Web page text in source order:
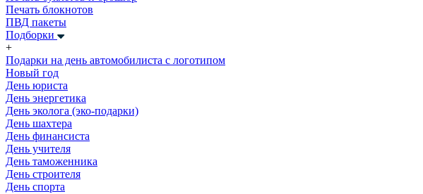
Печать блокнотов
ПВД пакеты
Подборки
+
Подарки на день автомобилиста с логотипом
Новый год
День юриста
День энергетика
День эколога (эко-подарки)
День шахтера
День финансиста
День учителя
День таможенника
День строителя
День спорта